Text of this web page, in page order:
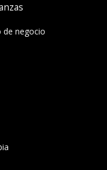
de negocio